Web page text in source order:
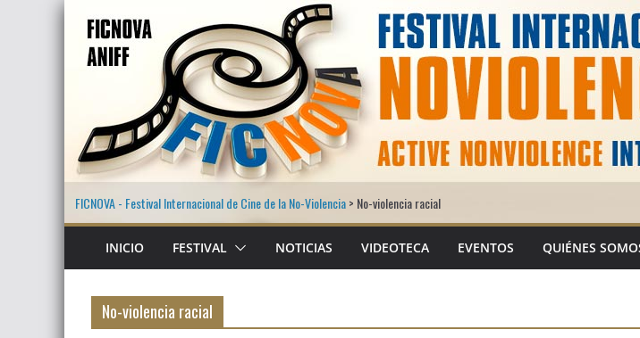
Saltar
contenido
FICNOVA - Festival Internacional de Cine de la No-Violencia> No-violencia racial
INICIO FESTIVAL NOTICIAS VIDEOTECA EVENTOS QUIÉNES
No-violencia racial